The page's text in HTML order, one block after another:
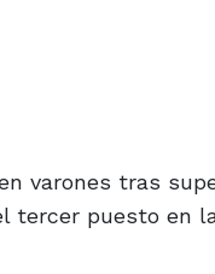
varones tras
tercer puesto en